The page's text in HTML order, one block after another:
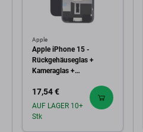
Apple
Apple iPhone 15 -
Rückgehäuseglas +
Kameraglas +
Magnet (Black)
17,54 €
AUF LAGER 10+
Stk